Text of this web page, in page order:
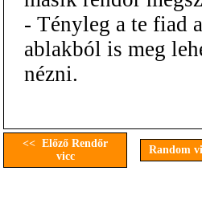
- Tényleg a te fiad
ablakból is meg
nézni.
<< Előző Rendőr
vicc
Random